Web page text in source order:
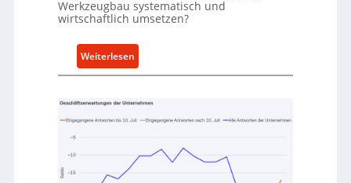
A
a
f
v
I
Werkzeugbau systematisch und
wirtschaftlich umsetzen?
Weiterlesen:
M
t
h
d